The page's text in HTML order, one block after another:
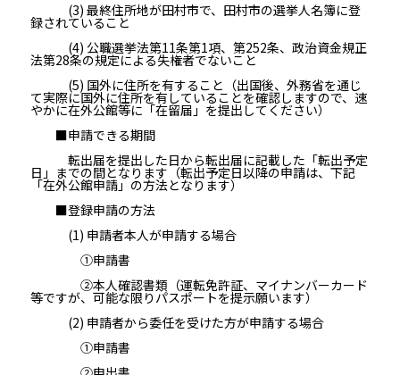
(3) 最終住所地が田村市で、田村市の選挙人名簿に登
録されていること
(4) 公職選挙法第11条第1項、第252条、政治資金規正
法第28条の規定による失権者でないこと
(5) 国外に住所を有すること（出国後、外務省を通じ
て実際に国外に住所を有していることを確認しますので、速
やかに在外公館等に「在留届」を提出してください）
■申請できる期間
転出届を提出した日から転出届に記載した「転出予定
日」までの間となります（転出予定日以降の申請は、下記
「在外公館申請」の方法となります）
■登録申請の方法
(1) 申請者本人が申請する場合
①申請書
②本人確認書類（運転免許証、マイナンバーカード
等ですが、可能な限りパスポートを提示願います）
(2) 申請者から委任を受けた方が申請する場合
①申請書